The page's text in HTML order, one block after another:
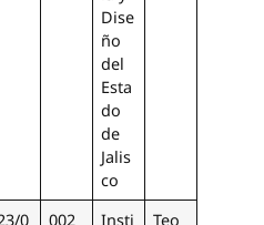
Dise
ño
del
Esta
do
de
Jalis
co
0
002_
Insti
Teo